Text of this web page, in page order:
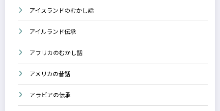
アイスランドのむかし話
アイルランド伝承
アフリカのむかし話
アメリカの昔話
アラビアの伝承